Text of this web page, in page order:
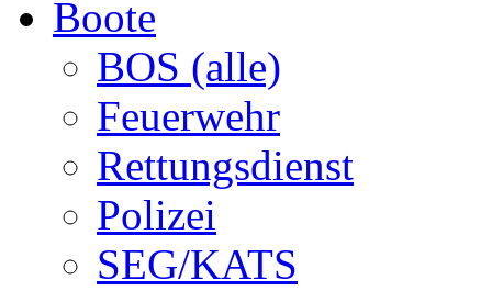
Boote
BOS (alle)
Feuerwehr
Rettungsdienst
Polizei
SEG/KATS